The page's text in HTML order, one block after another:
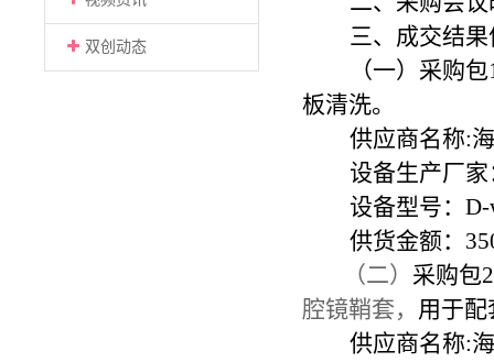
双创动态
三、成交结
（一）采购
板清洗。
供应商名称:
设备生产厂
设备型号：D-
供货金额：
（二） 采购包2
腔镜鞘套， 用于
供应商名称: